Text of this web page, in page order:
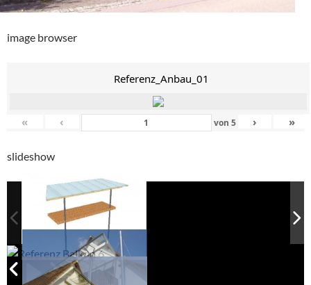
image browser
Referenz_Anbau_01
« ‹ von 5 › »
slideshow